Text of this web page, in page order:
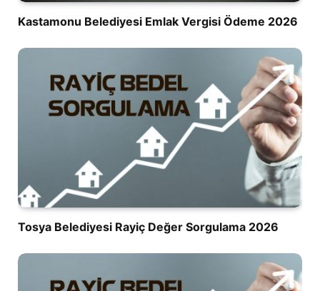
Kastamonu Belediyesi Emlak Vergisi Ödeme 2026
Tosya Belediyesi Rayiç Değer Sorgulama 2026